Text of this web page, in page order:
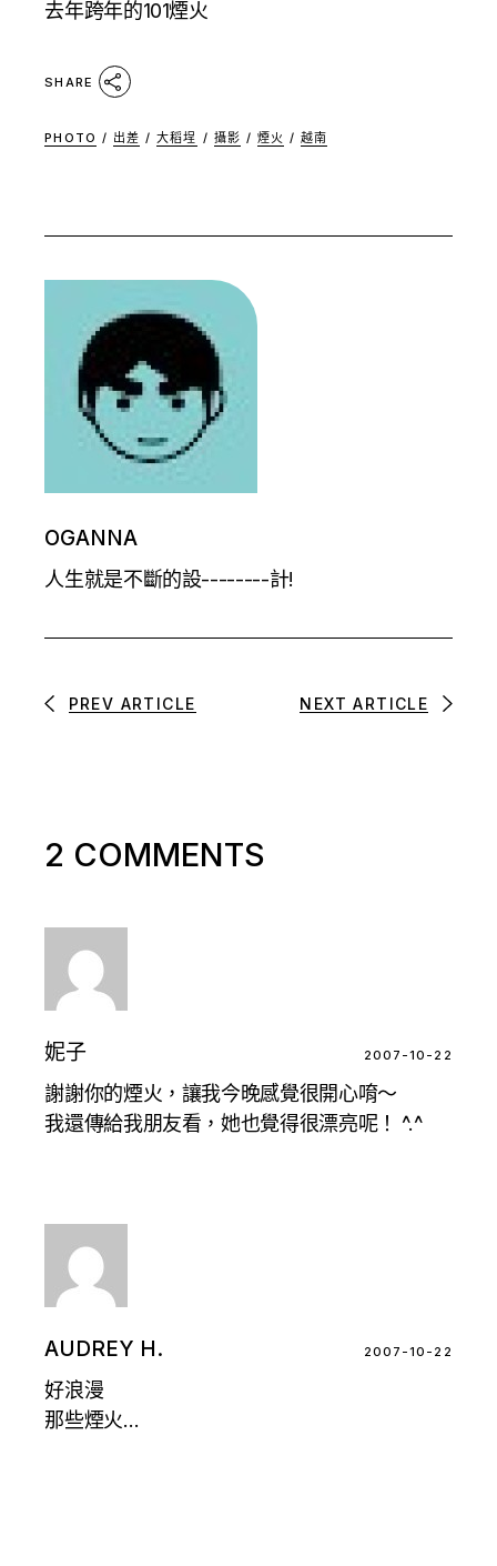
去年跨年的101煙火
SHARE
PHOTO / 出差 / 大稻埕 / 攝影 / 煙火 / 越南
OGANNA
人生就是不斷的設--------計!
PREV ARTICLE NEXT ARTICLE
2 COMMENTS
妮子 2007-10-22
謝謝你的煙火，讓我今晚感覺很開心唷～
我還傳給我朋友看，她也覺得很漂亮呢！ ^.^
AUDREY H. 2007-10-22
好浪漫
那些煙火…